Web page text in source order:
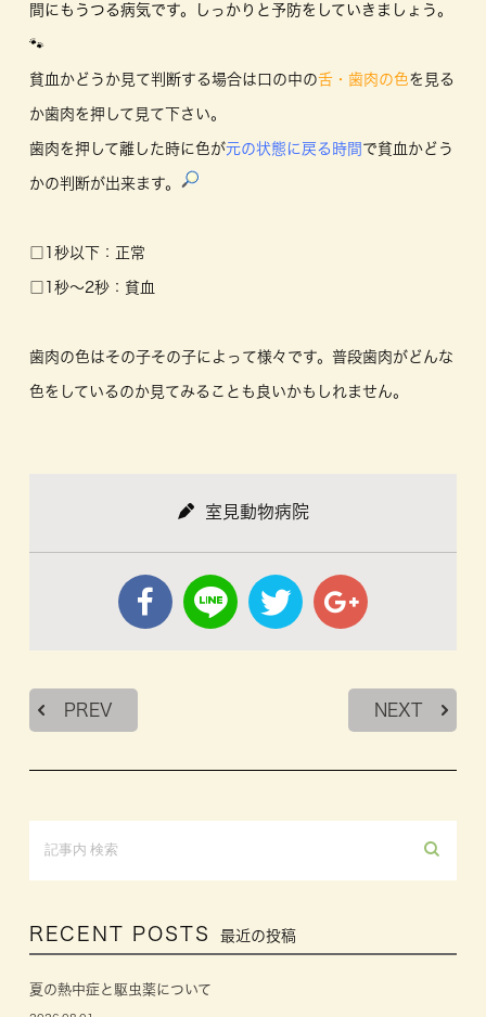
間にもうつる病気です。しっかりと予防をしていきましょう。
🐾
貧血かどうか見て判断する場合は口の中の舌・歯肉の色を見る
か歯肉を押して見て下さい。
歯肉を押して離した時に色が元の状態に戻る時間 で貧血かどう
かの判断が出来ます。
1秒以下：正常
1秒～2秒：貧血
歯肉の色はその子その子によって様々です。普段歯肉がどんな
色をしているのか見てみることも良いかもしれません。
室見動物病院
PREV NEXT
RECENT POSTS 最近の投稿
夏の熱中症と駆虫薬について